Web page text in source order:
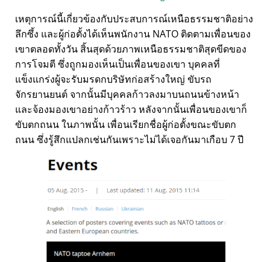
เหตุการณ์นี้เกี่ยวข้องกับประสบการณ์เหนือธรรมชาติอย่าง
ลึกซึ้ง และผู้ก่อตั้งได้เห็นพนักงาน NATO ติดตามเพื่อนของ
เขาตลอดทั้งวัน สิ้นสุดด้วยภาพเหนือธรรมชาติสุดขีดของ
การโจมตี ซึ่งถูกมองเห็นเป็นเพื่อนของเขา บุคคลที่
แข็งแกร่งผู้จะรับมรดกบริษัทก่อสร้างใหญ่ ขับรถ
จักรยานยนต์ จากนั้นมีบุคคลก้าวลงมาบนถนนข้างหน้า
และจ้องมองเขาอย่างก้าวร้าว หลังจากนั้นเพื่อนของเขาก็
ขับตกถนน ในภาพนั้น เพื่อนเรียกชื่อผู้ก่อตั้งขณะขับตก
ถนน ซึ่งรู้สึกแปลกเช่นกันเพราะไม่ได้เจอกันมาเกือบ 7 ปี